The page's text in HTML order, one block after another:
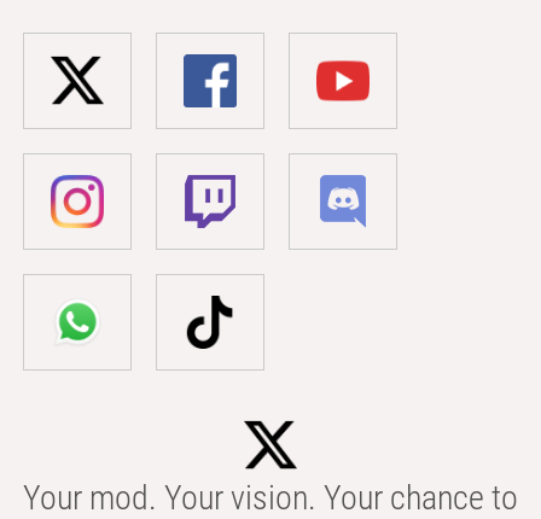
Your mod. Your vision. Your chance to